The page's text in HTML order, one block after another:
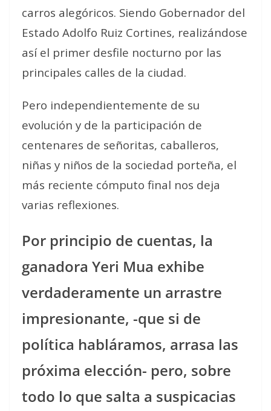
carros alegóricos. Siendo Gobernador del
Estado Adolfo Ruiz Cortines, realizándose
así el primer desfile nocturno por las
principales calles de la ciudad.
Pero independientemente de su
evolución y de la participación de
centenares de señoritas, caballeros,
niñas y niños de la sociedad porteña, el
más reciente cómputo final nos deja
varias reflexiones.
Por principio de cuentas, la
ganadora Yeri Mua exhibe
verdaderamente un arrastre
impresionante, -que si de
política habláramos, arrasa las
próxima elección- pero, sobre
todo lo que salta a suspicacias